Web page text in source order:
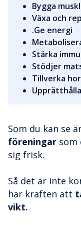
Bygga
Växa och
.Ge energi
Stärka
Stödjer
Tillverka
Som du kan se
föreningar som
sig frisk.
Så det är inte
har kraften att
vikt.